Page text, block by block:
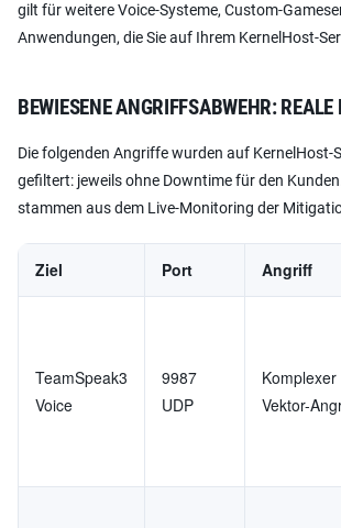
gilt für weitere Voice-Systeme, Custom-
Anwendungen, die Sie auf Ihrem KernelHost-
BEWIESENE ANGRIFFSABWEHR: REALE
Die folgenden Angriffe wurden auf KernelHost-
gefiltert: jeweils ohne Downtime für den
stammen aus dem Live-Monitoring der
Ziel Port Angriff
TeamSpeak3
Voice
9987
UDP
Komplexer
Vektor-